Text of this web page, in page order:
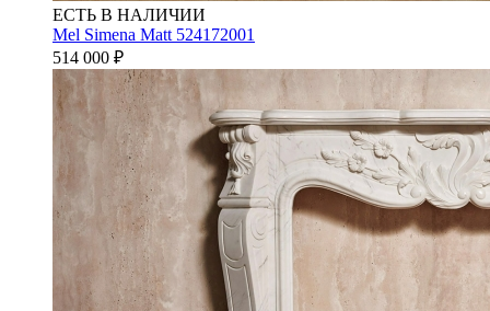
ЕСТЬ В НАЛИЧИИ
Mel Simena Matt 524172001
514 000 ₽